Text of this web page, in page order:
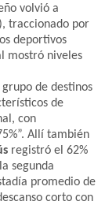
volvió a
traccionado por
deportivos
mostró niveles
de destinos
de
con
Allí también
registró el 62%
segunda
promedio de
corto con